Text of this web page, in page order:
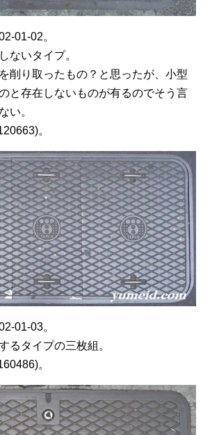
01-02。
ないタイプ。
削り取ったもの？と思ったが、小型
と存在しないものが有るのでそう言
い。
。
01-03。
るタイプの三枚組。
。